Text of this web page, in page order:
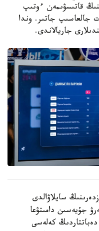
قاتىسۋىمەن ءوتىپ
جالعاسىپ جاتىر. وندا
جاريالاندى.
سايلاۋالدى
جۇيەسىن دامىتۋعا
كەلەسى